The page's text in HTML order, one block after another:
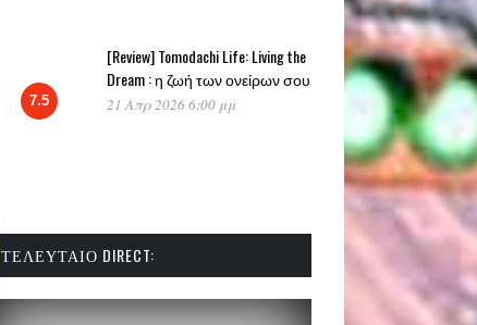
7.5
[Review] Tomodachi Life: Living the
Dream : η ζωή των ονείρων σου
21 Απρ 2026 6:00 μμ
ΤΕΛΕΥΤΑΊΟ DIRECT: